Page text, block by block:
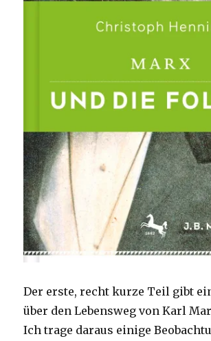
Der erste, recht kurze Teil gibt
über den Lebensweg von Karl
Ich trage daraus einige